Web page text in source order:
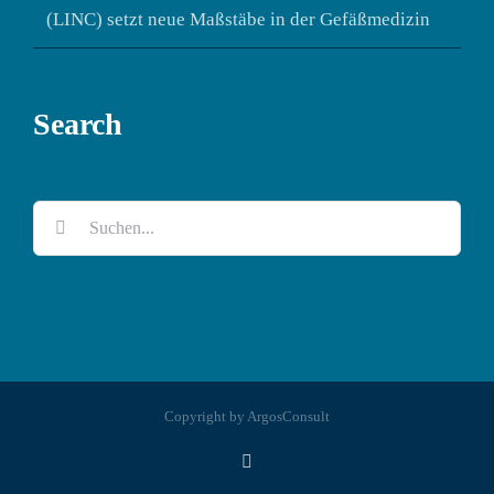
(LINC) setzt neue Maßstäbe in der Gefäßmedizin
Search
Suche
nach:
Copyright by ArgosConsult